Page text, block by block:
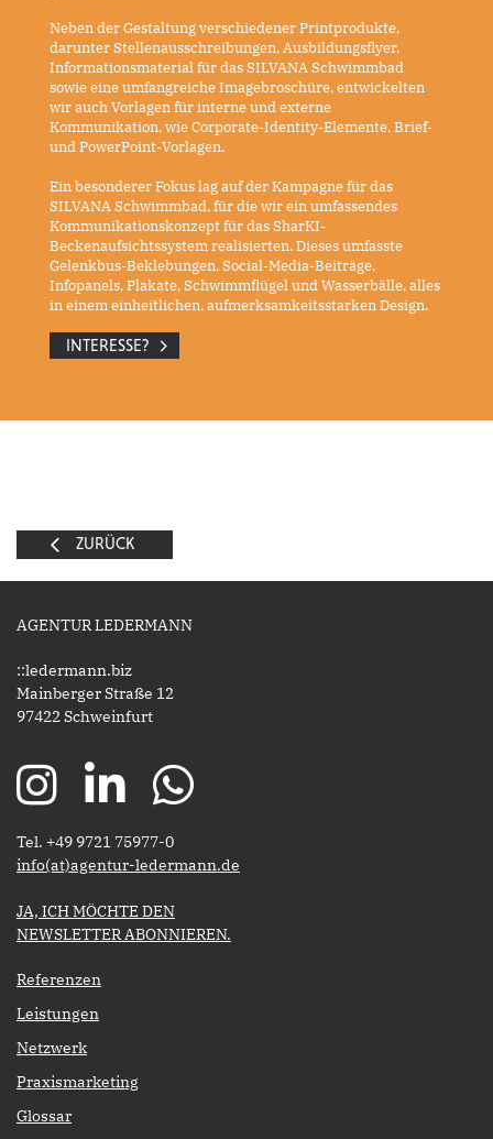
Neben der Gestaltung verschiedener Printprodukte,
darunter Stellenausschreibungen, Ausbildungsflyer,
Informationsmaterial für das SILVANA Schwimmbad
sowie eine umfangreiche Imagebroschüre, entwickelten
wir auch Vorlagen für interne und externe
Kommunikation, wie Corporate-Identity-Elemente, Brief-
und PowerPoint-Vorlagen.
Ein besonderer Fokus lag auf der Kampagne für das
SILVANA Schwimmbad, für die wir ein umfassendes
Kommunikationskonzept für das SharKI-
Beckenaufsichtssystem realisierten. Dieses umfasste
Gelenkbus-Beklebungen, Social-Media-Beiträge,
Infopanels, Plakate, Schwimmflügel und Wasserbälle, alles
in einem einheitlichen, aufmerksamkeitsstarken Design.
INTERESSE?
ZURÜCK
AGENTUR LEDERMANN
::ledermann.biz
Mainberger Straße 12
97422 Schweinfurt
Tel. +49 9721 75977-0
​​​​​​​info(at)agentur-ledermann.de
​​​​​JA, ICH MÖCHTE DEN
NEWSLETTER ABONNIEREN.​​​​​​​
Referenzen
Leistungen
Netzwerk
Praxismarketing
Glossar